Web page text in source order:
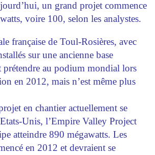
un grand projet commence
voire 100, selon les analystes.
française de Toul-Rosières, avec
sur une ancienne base
prétendre au podium mondial lors
en 2012, mais n’est même plus
en chantier actuellement se
Unis, l’Empire Valley Project
atteindre 890 mégawatts. Les
en 2012 et devraient se